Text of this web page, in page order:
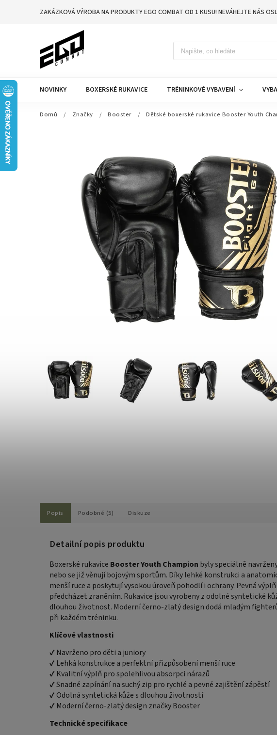
ZAKÁZKOVÁ VÝROBA NA PRODUKTY EGO COMBAT OD 1 KUSU! NEVÁHEJTE NÁS
NOVINKY BOXERSKÉ RUKAVICE TRÉNINKOVÉ VYBAVENÍ
Domů / Značky / Booster / Dětské boxerské rukavice Booster Youth
Popis Podobné (5) Diskuze
Detailní popis produktu
Boxerské rukavice Booster Youth Champion byly speciálně
nebo se již věnují bojovým sportům. Díky lehké konstrukci a
menší ruce a poskytují vysokou úroveň pohodlí i ochrany. Pevná
předcházet zraněním. Rukavice jsou vyrobeny z odolné syntetické
dlouhou životnost. Moderní černo‑zlatý design dodá mladým
při každém tréninku.
Klíčové vlastnosti
✔ Navrženo pro děti a juniory
✔ Lehká konstrukce a perfektní přizpůsobení menší ruce
✔ Kvalitní výplň pro spolehlivou absorpci nárazů
✔ Snadné zapínání na suchý zip pro rychlé a pevné zajištění zápěstí
✔ Odolná syntetická kůže s dlouhou životností
✔ Moderní černo‑zlatý design značky Booster
Technické specifikace